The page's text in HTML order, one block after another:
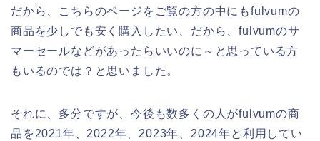
だから、こちらのページをご覧の方の中にもfulvumの
商品を少しでも安く購入したい、だから、fulvumのサ
マーセールなどがあったらいいのに～と思っている方
もいるのでは？と思いました。
それに、多分ですが、今後も数多くの人がfulvumの商
品を2021年、2022年、2023年、2024年と利用してい